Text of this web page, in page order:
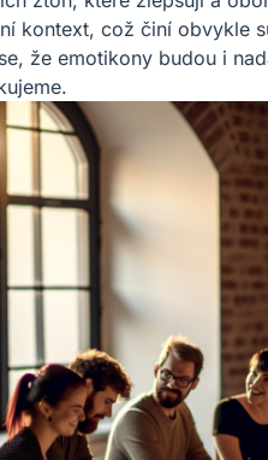
kontext, což činí obvykle
že emotikony budou i